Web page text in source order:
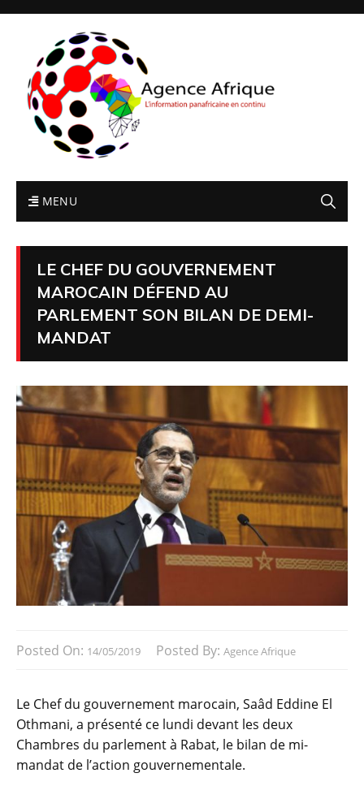
MENU
LE CHEF DU GOUVERNEMENT
MAROCAIN DÉFEND AU
PARLEMENT SON BILAN DE DEMI-
MANDAT
Posted On: 14/05/2019 Posted By: Agence Afrique
Le Chef du gouvernement marocain, Saâd Eddine El
Othmani, a présenté ce lundi devant les deux
Chambres du parlement à Rabat, le bilan de mi-
mandat de l’action gouvernementale.